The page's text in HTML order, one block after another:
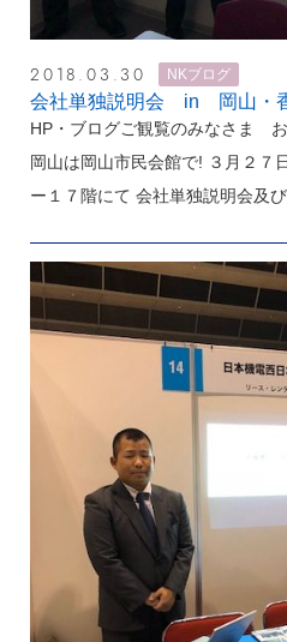
2018.03.30 NKブログ
会社単独説明会 in 岡山・
HP・ブログご観覧のみなさま
岡山は岡山市民会館で! ３月２７
ー１７階にて 会社単独説明会及